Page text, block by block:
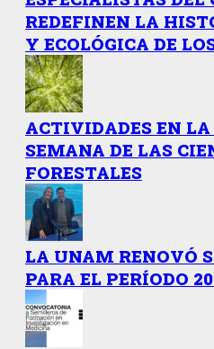
REDEFINEN LA
Y ECOLÓGICA DE
ACTIVIDADES EN
SEMANA DE LAS
FORESTALES
LA UNAM RENOVÓ
PARA EL PERÍODO